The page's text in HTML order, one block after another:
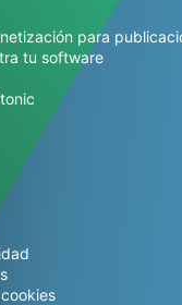
para
tu software